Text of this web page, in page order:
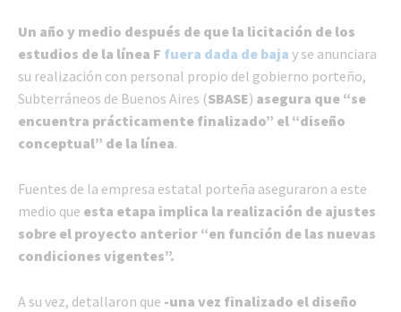
Un año y medio después de que la licitación de los
estudios de la línea F fuera dada de baja y se anunciara
su realización con personal propio del gobierno porteño,
Subterráneos de Buenos Aires (SBASE) asegura que “se
encuentra prácticamente finalizado” el “diseño
conceptual” de la línea.
Fuentes de la empresa estatal porteña aseguraron a este
medio que esta etapa implica la realización de ajustes
sobre el proyecto anterior “en función de las nuevas
condiciones vigentes”.
A su vez, detallaron que -una vez finalizado el diseño